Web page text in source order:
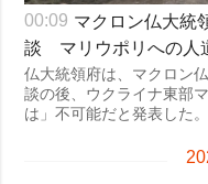
00:09 マクロン仏大統
談 マリウポリへの人
仏大統領府は、マクロン
談の後、ウクライナ東部
は」不可能だと発表した。